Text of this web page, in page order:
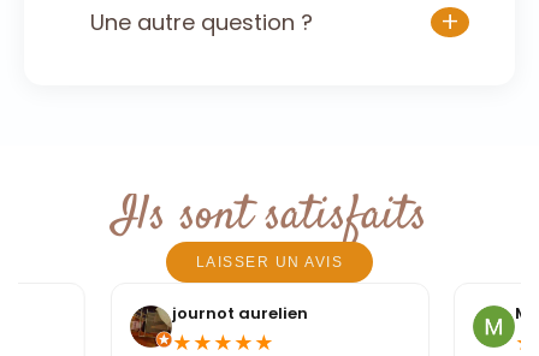
Une autre question ? +
Ils sont satisfaits
LAISSER UN AVIS
journot aurelien
★ ★ ★ ★ ★ ★